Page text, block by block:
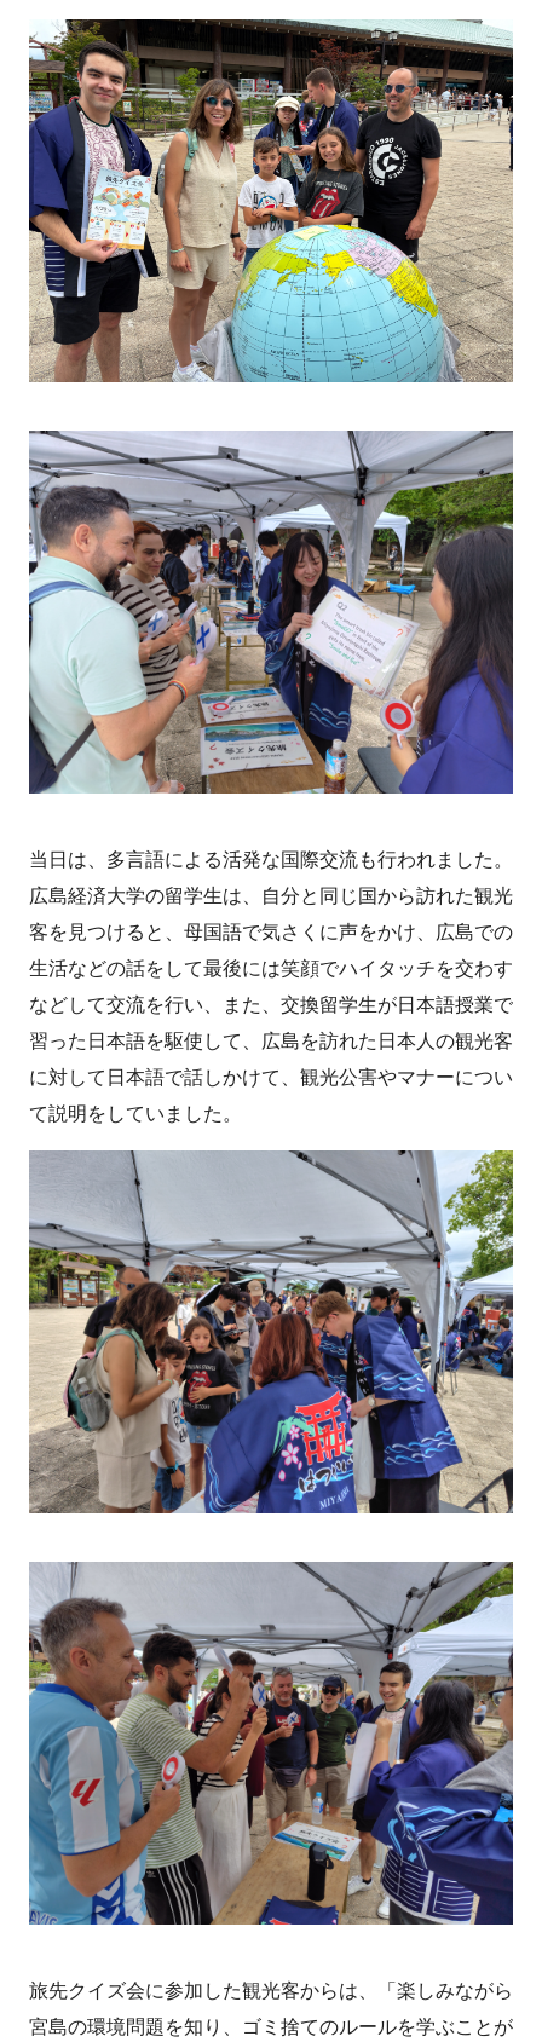
当日は、多言語による活発な国際交流も行われました。
広島経済大学の留学生は、自分と同じ国から訪れた観光
客を見つけると、母国語で気さくに声をかけ、広島での
生活などの話をして最後には笑顔でハイタッチを交わす
などして交流を行い、また、交換留学生が日本語授業で
習った日本語を駆使して、広島を訪れた日本人の観光客
に対して日本語で話しかけて、観光公害やマナーについ
て説明をしていました。
旅先クイズ会に参加した観光客からは、「楽しみながら
宮島の環境問題を知り、ゴミ捨てのルールを学ぶことが